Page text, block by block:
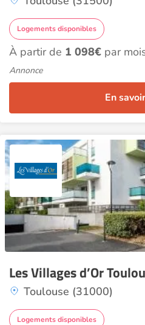
Logements disponibles
À partir de 1 098€ par
Annonce
En
Les Villages d’Or
Toulouse (31000)
Logements disponibles